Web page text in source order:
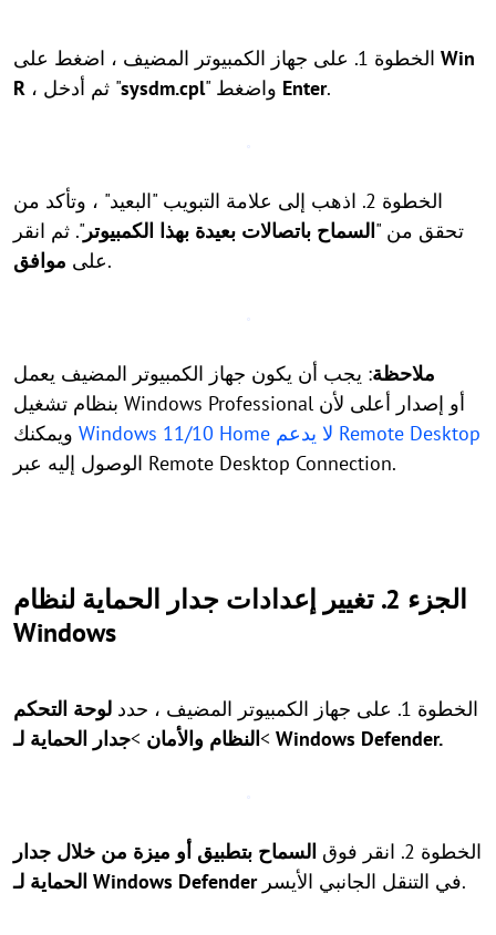
Win
R
، ثم أدخل "sysdm.cpl Enter.
الخطوة 2. اذهب إلى علامة التبويب "البعيد" ، وتأكد من
تحقق من "السماح باتصالات بعيدة بهذا الكمبيوتر". ثم انقر
على موافق .
ملاحظة: يجب أن يكون جهاز الكمبيوتر المضيف يعمل
بنظام تشغيل Windows Professional أو إصدار أعلى لأن
Windows 11/10 Home لا يدعم Remote Desktop
ويمكنك
الوصول إليه عبر Remote Desktop Connection.
الجزء 2. تغيير إعدادات جدار الحماية لنظام
Windows
الخطوة 1. على جهاز الكمبيوتر المضيف ، حدد
لوحة التحكم
>النظام والأمان > جدار الحماية لـ Windows Defender.
الخطوة 2. انقر فوق
السماح بتطبيق أو ميزة من خلال جدار
الحماية لـ Windows Defender
في التنقل الجانبي الأيسر.